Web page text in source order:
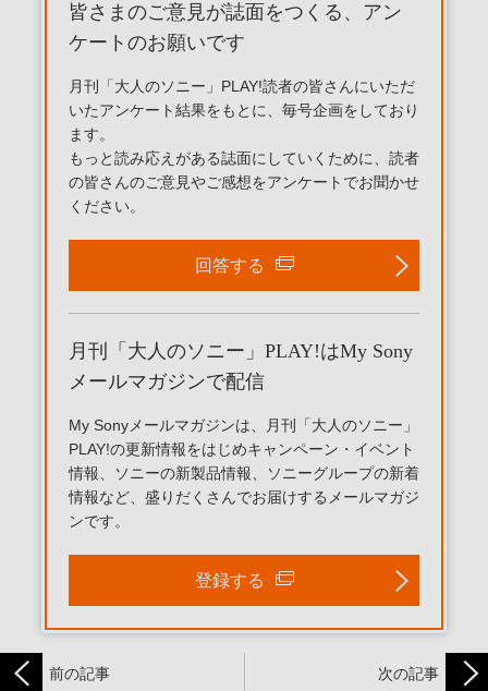
皆さまのご意見が誌面をつくる、アン
ケートのお願いです
月刊「大人のソニー」PLAY!読者の皆さんにいただ
いたアンケート結果をもとに、毎号企画をしており
ます。
もっと読み応えがある誌面にしていくために、読者
の皆さんのご意見やご感想をアンケートでお聞かせ
ください。
回答する
月刊「大人のソニー」PLAY!はMy Sony
メールマガジンで配信
My Sonyメールマガジンは、月刊「大人のソニー」
PLAY!の更新情報をはじめキャンペーン・イベント
情報、ソニーの新製品情報、ソニーグループの新着
情報など、盛りだくさんでお届けするメールマガジ
ンです。
登録する
前の記事 次の記事